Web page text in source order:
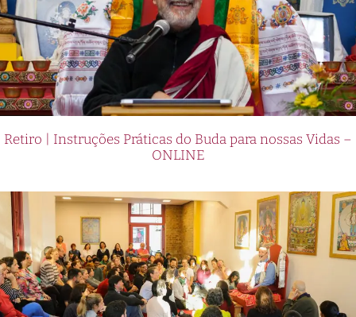
Retiro | Instruções Práticas do Buda para nossas Vidas –
ONLINE